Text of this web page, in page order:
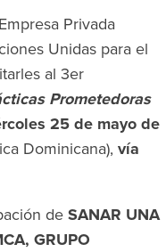
Privada
Unidas para el
al 3er
Prometedoras
25 de mayo de
Dominicana), vía
de SANAR UNA
GRUPO